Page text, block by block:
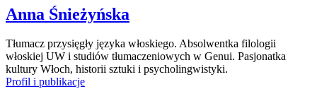
Anna Śnieżyńska
Tłumacz przysięgły języka włoskiego. Absolwentka filologii
włoskiej UW i studiów tłumaczeniowych w Genui. Pasjonatka
kultury Włoch, historii sztuki i psycholingwistyki.
Profil i publikacje